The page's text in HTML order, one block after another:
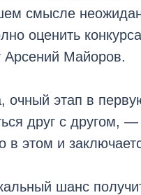
смысле
оценить
Арсений Майоров.
очный этап в
друг с другом,
этом и
шанс